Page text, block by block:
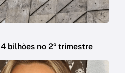
bilhões no 2º trimestre